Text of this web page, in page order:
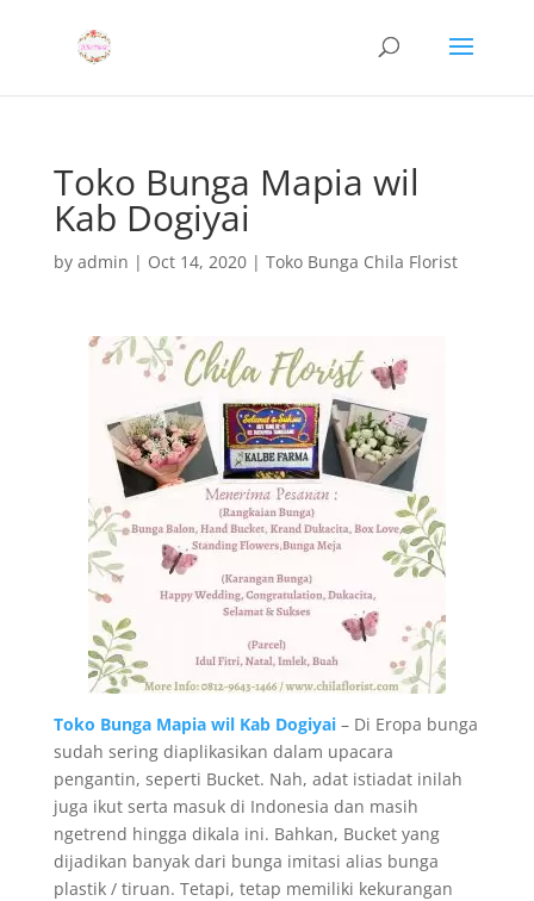
Toko Bunga Mapia wil
Kab Dogiyai
by admin | Oct 14, 2020| Toko Bunga Chila Florist
Toko Bunga Mapia wil Kab Dogiyai– Di Eropa bunga
sudah sering diaplikasikan dalam upacara
pengantin, seperti Bucket. Nah, adat istiadat inilah
juga ikut serta masuk di Indonesia dan masih
ngetrend hingga dikala ini. Bahkan, Bucket yang
dijadikan banyak dari bunga imitasi alias bunga
plastik / tiruan. Tetapi, tetap memiliki kekurangan